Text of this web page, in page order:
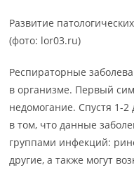
Развитие
(фото: lor03.ru)
Респираторные
в организме. Первый
недомогание. Спустя 1-
в том, что данные
группами инфекций:
другие, а также могут